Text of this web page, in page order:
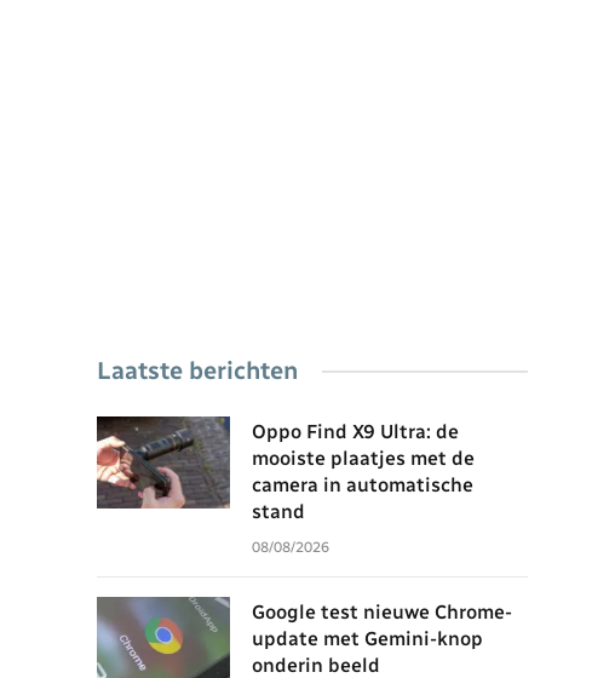
Laatste berichten
Oppo Find X9 Ultra: de
mooiste plaatjes met de
camera in automatische
stand
08/08/2026
Google test nieuwe Chrome-
update met Gemini-knop
onderin beeld